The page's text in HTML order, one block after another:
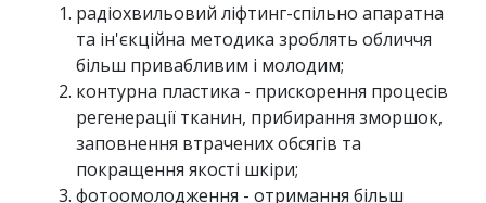
радіохвильовий ліфтинг-спільно апаратна
та ін'єкційна методика зроблять обличчя
більш привабливим і молодим;
контурна пластика - прискорення процесів
регенерації тканин, прибирання зморшок,
заповнення втрачених обсягів та
покращення якості шкіри;
фотоомолодження - отримання більш